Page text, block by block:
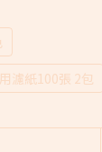
濾紙100張 2包